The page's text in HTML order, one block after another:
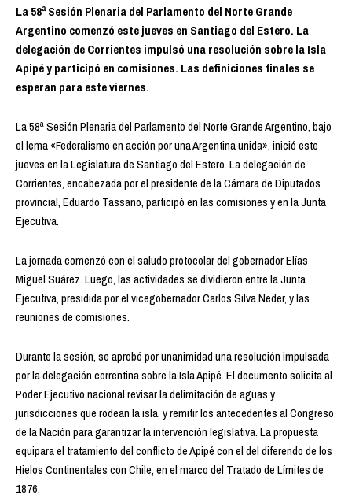
La 58ª Sesión Plenaria del Parlamento del Norte Grande
Argentino comenzó este jueves en Santiago del Estero. La
delegación de Corrientes impulsó una resolución sobre la Isla
Apipé y participó en comisiones. Las definiciones finales se
esperan para este viernes.
La 58ª Sesión Plenaria del Parlamento del Norte Grande Argentino, bajo
el lema «Federalismo en acción por una Argentina unida», inició este
jueves en la Legislatura de Santiago del Estero. La delegación de
Corrientes, encabezada por el presidente de la Cámara de Diputados
provincial, Eduardo Tassano, participó en las comisiones y en la Junta
Ejecutiva.
La jornada comenzó con el saludo protocolar del gobernador Elías
Miguel Suárez. Luego, las actividades se dividieron entre la Junta
Ejecutiva, presidida por el vicegobernador Carlos Silva Neder, y las
reuniones de comisiones.
Durante la sesión, se aprobó por unanimidad una resolución impulsada
por la delegación correntina sobre la Isla Apipé. El documento solicita al
Poder Ejecutivo nacional revisar la delimitación de aguas y
jurisdicciones que rodean la isla, y remitir los antecedentes al Congreso
de la Nación para garantizar la intervención legislativa. La propuesta
equipara el tratamiento del conflicto de Apipé con el del diferendo de los
Hielos Continentales con Chile, en el marco del Tratado de Límites de
1876.